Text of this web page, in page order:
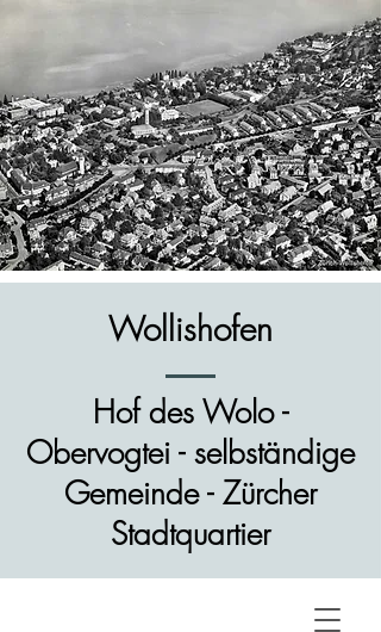
Wollishofen
Hof des Wolo -
Obervogtei - selbständige
Gemeinde - Zürcher
Stadtquartier